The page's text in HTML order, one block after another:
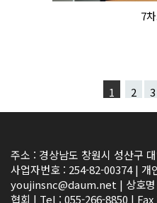
7
1 2 3
주소 : 경상남도 창원시 성산구
사업자번호 : 254-82-00374 | 개
youjinsnc@daum.net | 상호명
협회 | Tel : 055-266-8850 | Fax